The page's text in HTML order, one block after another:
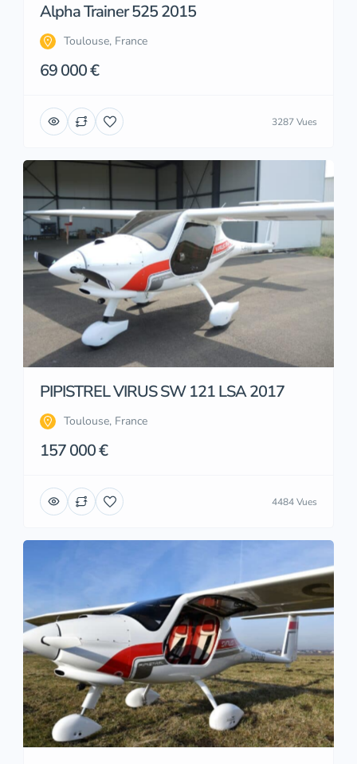
Alpha Trainer 525 2015
Toulouse, France
69 000 €
3287 Vues
PIPISTREL VIRUS SW 121 LSA 2017
Toulouse, France
157 000 €
4484 Vues